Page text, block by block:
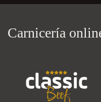
Carnicería